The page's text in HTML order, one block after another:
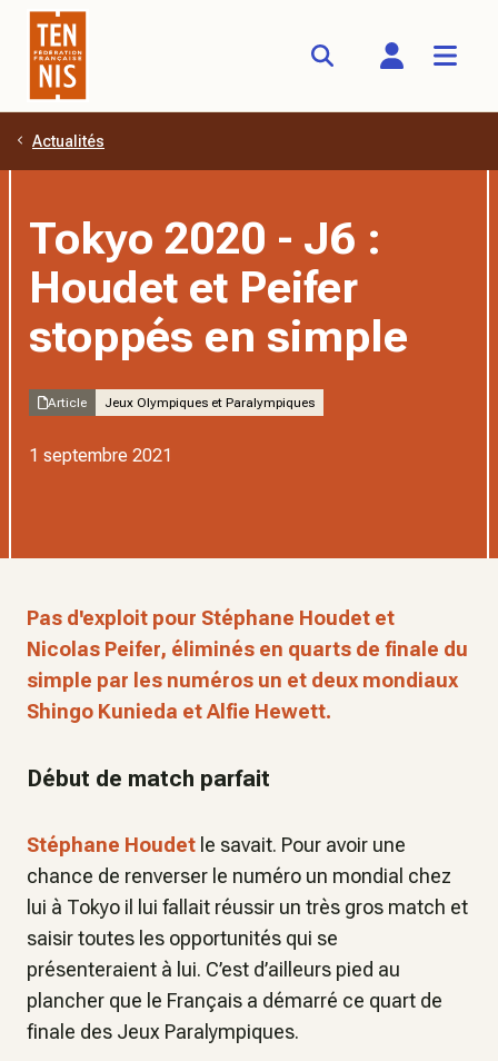
Aller au contenu principal
Actualités
Tokyo 2020 - J6 :
Houdet et Peifer
stoppés en simple
Article Jeux Olympiques et Paralympiques
1 septembre 2021
Pas d'exploit pour Stéphane Houdet et
Nicolas Peifer, éliminés en quarts de finale du
simple par les numéros un et deux mondiaux
Shingo Kunieda et Alfie Hewett.
Début de match parfait
Stéphane Houdet le savait. Pour avoir une
chance de renverser le numéro un mondial chez
lui à Tokyo il lui fallait réussir un très gros match et
saisir toutes les opportunités qui se
présenteraient à lui. C’est d’ailleurs pied au
plancher que le Français a démarré ce quart de
finale des Jeux Paralympiques.